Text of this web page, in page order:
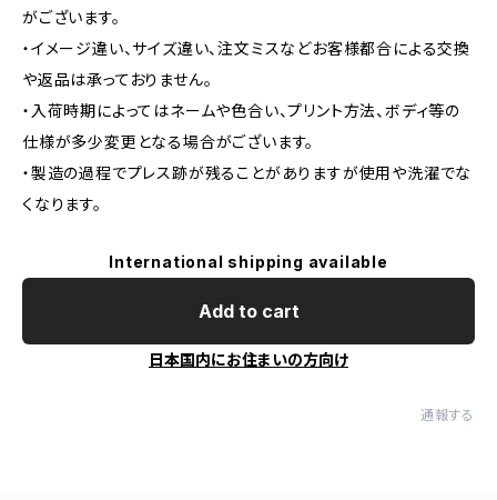
がございます。
・イメージ違い、サイズ違い、注文ミスなどお客様都合による交換
や返品は承っておりません。
・入荷時期によってはネームや色合い、プリント方法、ボディ等の
仕様が多少変更となる場合がございます。
・製造の過程でプレス跡が残ることがありますが使用や洗濯でな
くなります。
International shipping available
Add to cart
日本国内にお住まいの方向け
通報する